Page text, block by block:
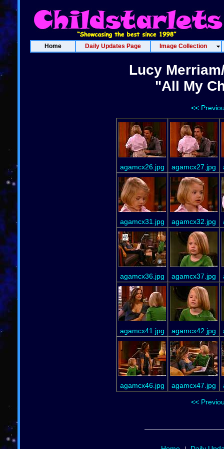
Home Daily Updates Page Image Collection
Lucy
"All My
<<
agamcx26.jpg agamcx27.jpg
agamcx31.jpg agamcx32.jpg
agamcx36.jpg agamcx37.jpg
agamcx41.jpg agamcx42.jpg
agamcx46.jpg agamcx47.jpg
<<